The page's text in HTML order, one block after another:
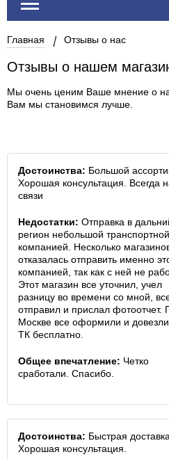
Главная Отзывы о нас
Отзывы о нашем
Мы очень ценим Ваше мнение о
Вам мы становимся лучше.
Достоинства: Большой
Хорошая консультация. Всегда
связи
Недостатки: Отправка в
регион небольшой транспортной
компанией. Несколько
отказалась отправить именно
компанией, так как с ней не
Этот магазин все уточнил, учел
разницу во времени со мной,
отправил и прислал фотоотчет.
Москве все оформили и
ТК бесплатно.
Общее впечатление: Четко
сработали. Спасибо.
Достоинства: Быстрая доставка.
Хорошая консультация.